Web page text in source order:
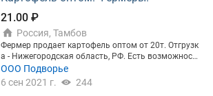
21.00 ₽
Россия, Тамбов
Фермер продает картофель оптом от 20т. Отгрузк
а - Нижегородская область, РФ. Есть возможност
ь предоставить полный пакет экспортных докуме
нтов. Сорта: Бриз, Белароза. Калибр 5+, фасовка
ООО Подворье
6 сен 2021 г.
244